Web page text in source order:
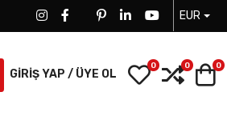
FACEBOOK SOCIAL LINK
FACEBOOK SOCIAL LINK
TWITTER SOCIAL LINK
PINTEREST SOCIAL LINK
LINKEDIN SOCIAL
YOUTUBE
EUR
GIRIŞ YAP / ÜYE OL My Wishlist
0 0 0